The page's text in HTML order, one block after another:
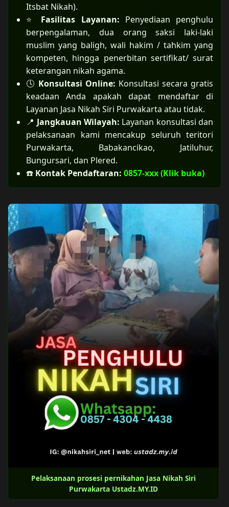
Itsbat Nikah).
⭐ Fasilitas Layanan: Penyediaan penghulu
berpengalaman, dua orang saksi laki-laki
muslim yang baligh, wali hakim / tahkim yang
kompeten, hingga penerbitan sertifikat/ surat
keterangan nikah agama.
🕓 Konsultasi Online: Konsultasi secara gratis
keadaan Anda apakah dapat mendaftar di
Layanan Jasa Nikah Siri Purwakarta atau tidak.
📍 Jangkauan Wilayah: Layanan konsultasi dan
pelaksanaan kami mencakup seluruh teritori
Purwakarta, Babakancikao, Jatiluhur,
Bungursari, dan Plered.
☎️ Kontak Pendaftaran: 0857-xxx (Klik buka)
Pelaksanaan prosesi pernikahan Jasa Nikah Siri
Purwakarta Ustadz.MY.ID